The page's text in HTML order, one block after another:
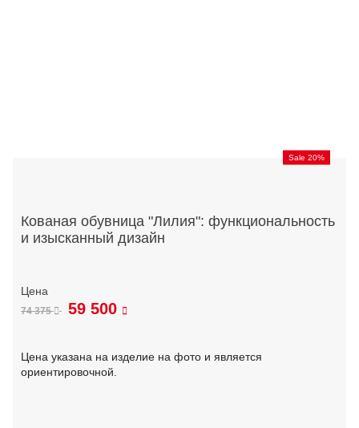
Sale 20%
Кованая обувница "Лилия": функциональность
и изысканный дизайн
74 375 59 500
Цена указана на изделие на фото и является
ориентировочной.